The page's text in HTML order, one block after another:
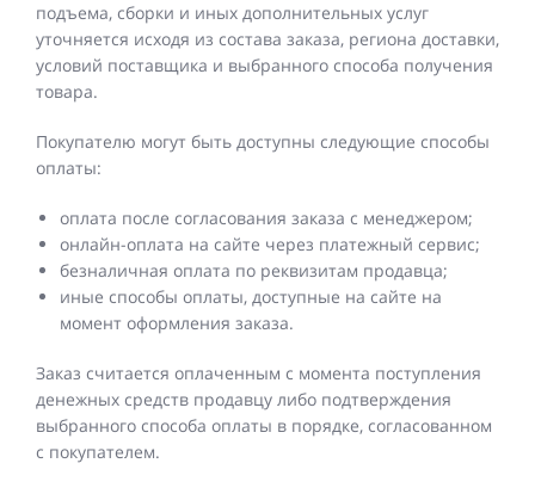
подъема, сборки и иных дополнительных услуг
уточняется исходя из состава заказа, региона доставки,
условий поставщика и выбранного способа получения
товара.
Покупателю могут быть доступны следующие способы
оплаты:
оплата после согласования заказа с менеджером;
онлайн-оплата на сайте через платежный сервис;
безналичная оплата по реквизитам продавца;
иные способы оплаты, доступные на сайте на
момент оформления заказа.
Заказ считается оплаченным с момента поступления
денежных средств продавцу либо подтверждения
выбранного способа оплаты в порядке, согласованном
с покупателем.